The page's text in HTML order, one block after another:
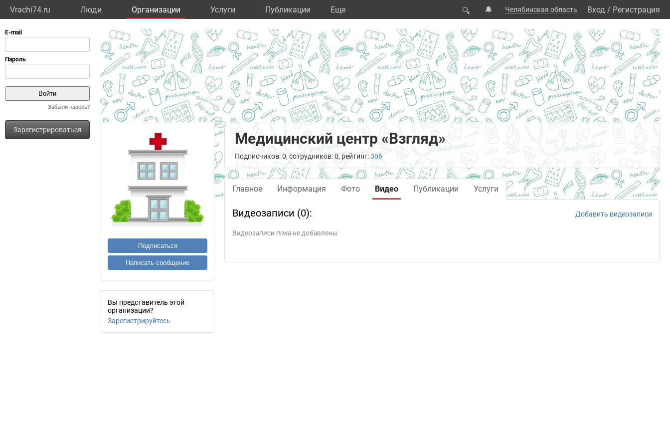
Vrachi74.ru Люди Организации Услуги Публикации Eще 🔍 🔔 Челябинская область Вход / Регистрация
Забыли пароль?
Зарегистрироваться
Подписаться
Написать сообщение
Вы представитель этой
организации?
Зарегистрируйтесь
Медицинский центр «Взгляд»
Подписчиков: 0, сотрудников: 0, рейтинг:306
Главное Информация Фото Видео Публикации Услуги
Видеозаписи (0): Добавить видеозаписи
Видеозаписи пока не добавлены